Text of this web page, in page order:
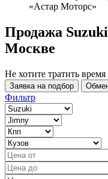
«Астар Моторс»
Продажа
Москве
Не хотите тратить
Заявка на подбор
Фильтр